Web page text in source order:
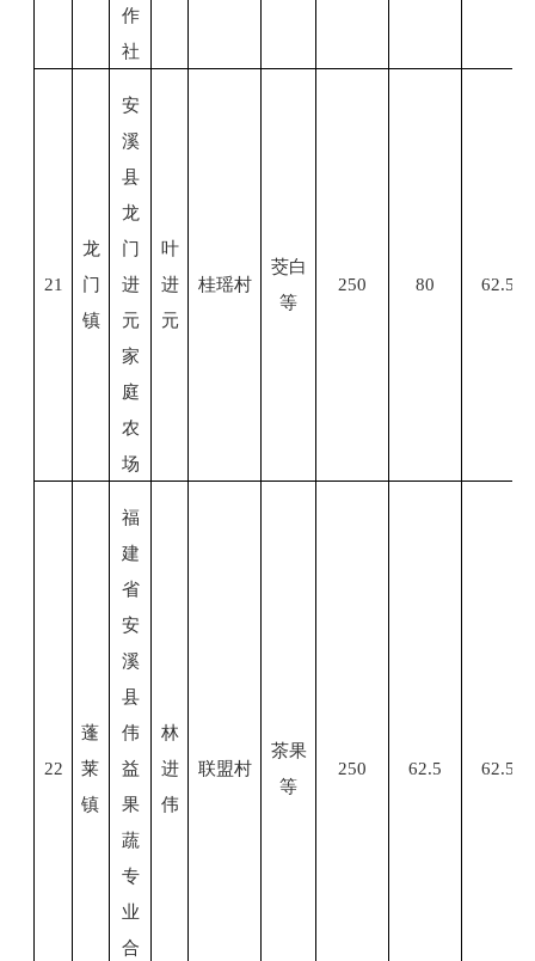
作
社
21
龙
门
镇
安
溪
县
龙
门
进
元
家
庭
农
场
叶
进
元
桂瑶村
茭白
等
250 80 62.5
22
蓬
莱
镇
福
建
省
安
溪
县
伟
益
果
蔬
专
业
合
林
进
伟
联盟村
茶果
等
250 62.5 62.5